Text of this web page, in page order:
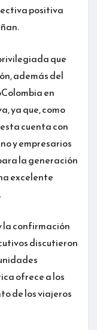
positiva
que
además del
en
ya que, como
cuenta con
y empresarios
la generación
excelente
la confirmación
discutieron
ofrece a los
de los viajeros